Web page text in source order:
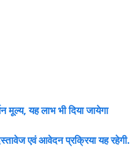
यह लाभ भी दिया जायेगा
एवं आवेदन प्रक्रिया यह रहेगी.